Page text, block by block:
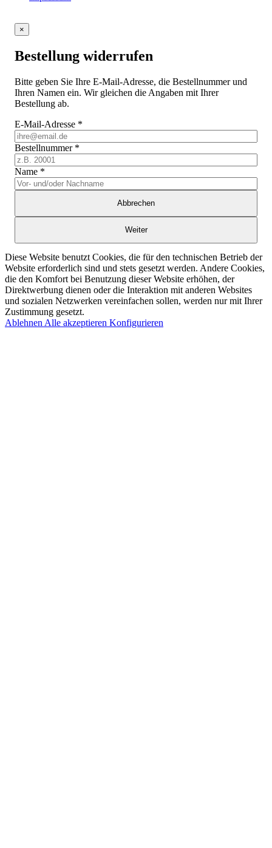
×
Bestellung widerrufen
Bitte geben Sie Ihre E-Mail-Adresse, die Bestellnummer und
Ihren Namen ein. Wir gleichen die Angaben mit Ihrer
Bestellung ab.
E-Mail-Adresse *
Bestellnummer *
Name *
Abbrechen
Weiter
Diese Website benutzt Cookies, die für den technischen Betrieb der
Website erforderlich sind und stets gesetzt werden. Andere Cookies,
die den Komfort bei Benutzung dieser Website erhöhen, der
Direktwerbung dienen oder die Interaktion mit anderen Websites
und sozialen Netzwerken vereinfachen sollen, werden nur mit Ihrer
Zustimmung gesetzt.
Ablehnen Alle akzeptieren Konfigurieren